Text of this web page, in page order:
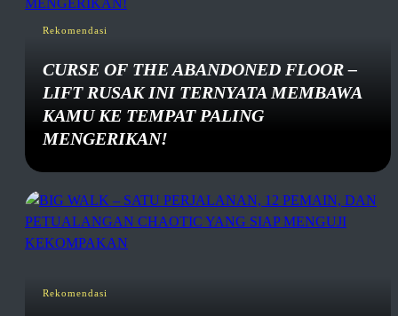
Rekomendasi
CURSE OF THE ABANDONED FLOOR –
LIFT RUSAK INI TERNYATA MEMBAWA
KAMU KE TEMPAT PALING
MENGERIKAN!
Rekomendasi